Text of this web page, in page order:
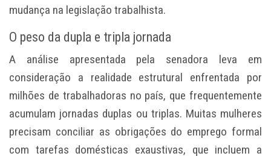
mudança na legislação trabalhista.
O peso da dupla e tripla jornada
A análise apresentada pela senadora leva em
consideração a realidade estrutural enfrentada por
milhões de trabalhadoras no país, que frequentemente
acumulam jornadas duplas ou triplas. Muitas mulheres
precisam conciliar as obrigações do emprego formal
com tarefas domésticas exaustivas, que incluem a